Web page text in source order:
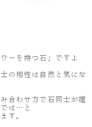
ーを持つ石」ですよ
の相性は自然と気にな
合わせ方で石同士が喧
は…と
す。